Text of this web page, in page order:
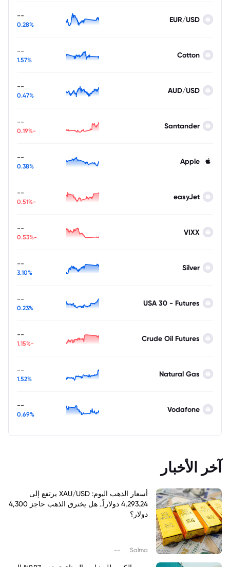
EUR/USD
--
0.28%
Cotton
--
1.57%
AUD/USD
--
0.47%
Santander
--
-0.19%
Apple
--
0.38%
easyJet
--
-0.51%
VIXX
--
-0.53%
Silver
--
3.10%
USA 30 - Futures
--
0.23%
Crude Oil Futures
--
-1.15%
Natural Gas
--
1.52%
Vodafone
--
0.69%
آخر الأخبار
أسعار الذهب اليوم: XAU/USD يرتفع إلى
4,293.24 دولاراً.. هل يخترق الذهب حاجز 4,300
دولار؟
Salma
--